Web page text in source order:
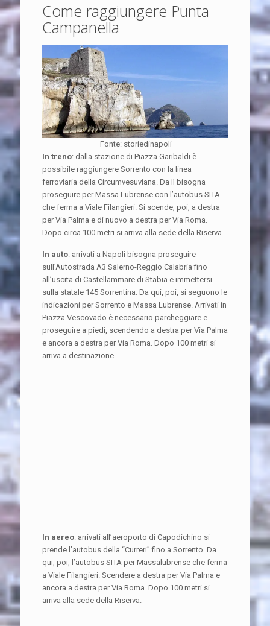
Come raggiungere Punta
Campanella
Fonte: storiedinapoli
In treno: dalla stazione di Piazza Garibaldi è
possibile raggiungere Sorrento con la linea
ferroviaria della Circumvesuviana. Da lì bisogna
proseguire per Massa Lubrense con l’autobus SITA
che ferma a Viale Filangieri. Si scende, poi, a destra
per Via Palma e di nuovo a destra per Via Roma.
Dopo circa 100 metri si arriva alla sede della Riserva.
In auto: arrivati a Napoli bisogna proseguire
sull’Autostrada A3 Salerno-Reggio Calabria fino
all’uscita di Castellammare di Stabia e immettersi
sulla statale 145 Sorrentina. Da qui, poi, si seguono le
indicazioni per Sorrento e Massa Lubrense. Arrivati in
Piazza Vescovado è necessario parcheggiare e
proseguire a piedi, scendendo a destra per Via Palma
e ancora a destra per Via Roma. Dopo 100 metri si
arriva a destinazione.
In aereo: arrivati all’aeroporto di Capodichino si
prende l’autobus della “Curreri” fino a Sorrento. Da
qui, poi, l’autobus SITA per Massalubrense che ferma
a Viale Filangieri. Scendere a destra per Via Palma e
ancora a destra per Via Roma. Dopo 100 metri si
arriva alla sede della Riserva.